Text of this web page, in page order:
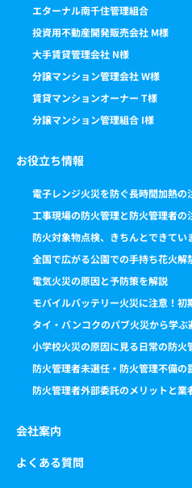
エターナル南千住管理組合
投資用不動産開発販売会社 M様
大手賃貸管理会社 N様
分譲マンション管理会社 W様
賃貸マンションオーナー T様
分譲マンション管理組合 I様
お役立ち情報
電子レンジ火災を防ぐ長時間加熱の
工事現場の防火管理と防火管理者の
防火対象物点検、きちんとできてい
全国で広がる公園での手持ち花火解
電気火災の原因と予防策を解説
モバイルバッテリー火災に注意！初
タイ・バンコクのパブ火災から学
小学校火災の原因に見る日常の防火
防火管理者未選任・防火管理不備の
防火管理者外部委託のメリットと業
会社案内
よくある質問